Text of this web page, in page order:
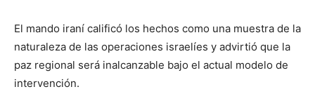
El mando iraní calificó los hechos como una muestra de la
naturaleza de las operaciones israelíes y advirtió que la
paz regional será inalcanzable bajo el actual modelo de
intervención.